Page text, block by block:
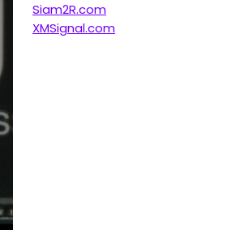
Siam2R.com
XMSignal.com